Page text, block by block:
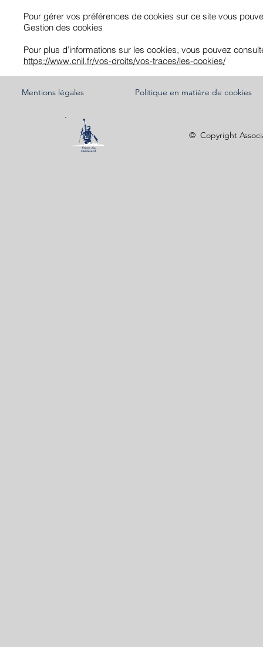
Pour gérer vos préférences de cookies sur ce site vous
Gestion des cookies
Pour plus d’informations sur les cookies, vous pouvez
https://www.cnil.fr/vos-droits/vos-traces/les-cookies/
Mentions légales Politique en matière de cookies
© Copyright